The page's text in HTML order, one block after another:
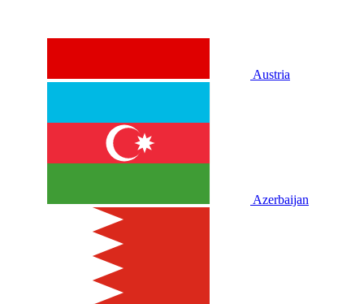
Austria
Azerbaijan